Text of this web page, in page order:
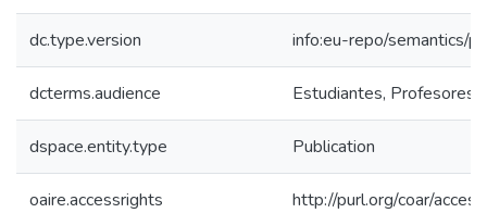
dc.type.version info:eu-repo/semantics/
dcterms.audience Estudiantes, Profesores,
dspace.entity.type Publication
oaire.accessrights http://purl.org/coar/